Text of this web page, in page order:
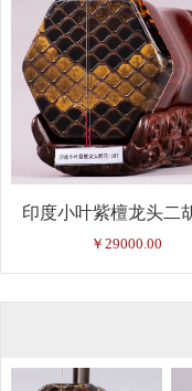
印度小叶紫檀龙头二
￥29000.00